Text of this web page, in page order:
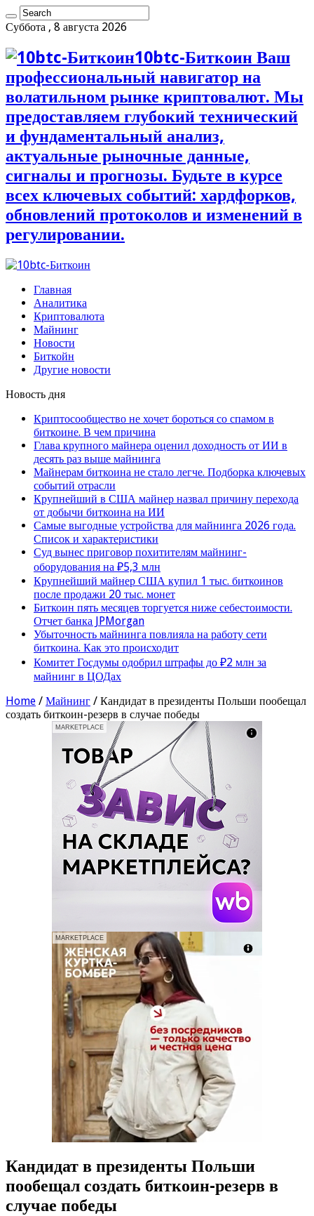
Суббота , 8 августа 2026
10btc-Биткоин Ваш
профессиональный навигатор на
волатильном рынке криптовалют. Мы
предоставляем глубокий технический
и фундаментальный анализ,
актуальные рыночные данные,
сигналы и прогнозы. Будьте в курсе
всех ключевых событий: хардфорков,
обновлений протоколов и изменений в
регулировании.
Главная
Аналитика
Криптовалюта
Майнинг
Новости
Биткойн
Другие новости
Новость дня
Криптосообщество не хочет бороться со спамом в
биткоине. В чем причина
Глава крупного майнера оценил доходность от ИИ в
десять раз выше майнинга
Майнерам биткоина не стало легче. Подборка ключевых
событий отрасли
Крупнейший в США майнер назвал причину перехода
от добычи биткоина на ИИ
Самые выгодные устройства для майнинга 2026 года.
Список и характеристики
Суд вынес приговор похитителям майнинг-
оборудования на ₽5,3 млн
Крупнейший майнер США купил 1 тыс. биткоинов
после продажи 20 тыс. монет
Биткоин пять месяцев торгуется ниже себестоимости.
Отчет банка JPMorgan
Убыточность майнинга повлияла на работу сети
биткоина. Как это происходит
Комитет Госдумы одобрил штрафы до ₽2 млн за
майнинг в ЦОДах
Home / Майнинг / Кандидат в президенты Польши пообещал
создать биткоин-резерв в случае победы
MARKETPLACE
MARKETPLACE
Кандидат в президенты Польши
пообещал создать биткоин-резерв в
случае победы